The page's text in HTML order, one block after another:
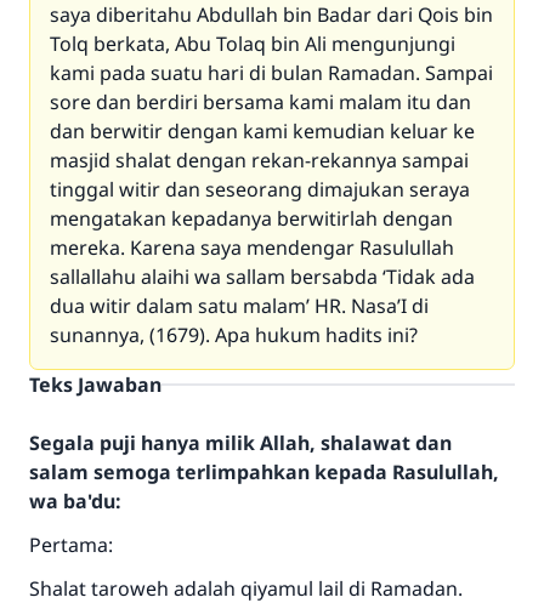
saya diberitahu Abdullah bin Badar dari Qois bin
Tolq berkata, Abu Tolaq bin Ali mengunjungi
kami pada suatu hari di bulan Ramadan. Sampai
sore dan berdiri bersama kami malam itu dan
dan berwitir dengan kami kemudian keluar ke
masjid shalat dengan rekan-rekannya sampai
tinggal witir dan seseorang dimajukan seraya
mengatakan kepadanya berwitirlah dengan
mereka. Karena saya mendengar Rasulullah
sallallahu alaihi wa sallam bersabda ‘Tidak ada
dua witir dalam satu malam’ HR. Nasa’I di
sunannya, (1679). Apa hukum hadits ini?
Teks Jawaban
Segala puji hanya milik Allah, shalawat dan
salam semoga terlimpahkan kepada Rasulullah,
wa ba'du:
Pertama:
Shalat taroweh adalah qiyamul lail di Ramadan.